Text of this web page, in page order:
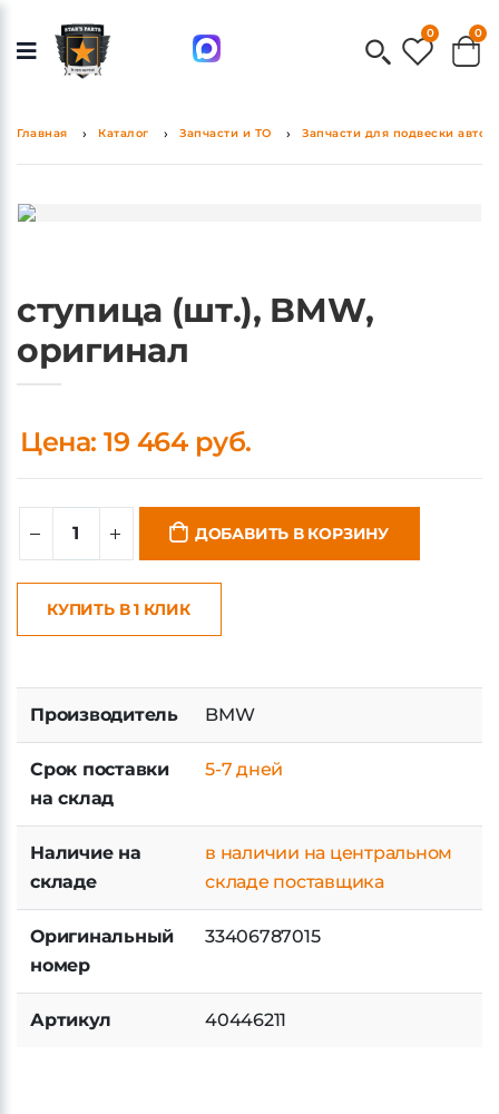
0 0
Главная Каталог Запчасти и ТО Запчасти для подвески авто
ступица (шт.), BMW,
оригинал
Цена: 19 464 руб.
ДОБАВИТЬ В КОРЗИНУ
КУПИТЬ В 1 КЛИК
Производитель BMW
Срок поставки
на склад
5-7 дней
Наличие на
складе
в наличии на центральном
складе поставщика
Оригинальный
номер
33406787015
Артикул 40446211